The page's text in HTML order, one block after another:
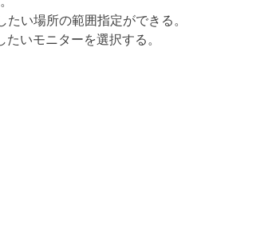
い場所の範囲指定ができる。
いモニターを選択する。